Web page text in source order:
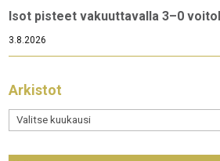
Isot pisteet vakuuttavalla 3–0
3.8.2026
Arkistot
Arkistot